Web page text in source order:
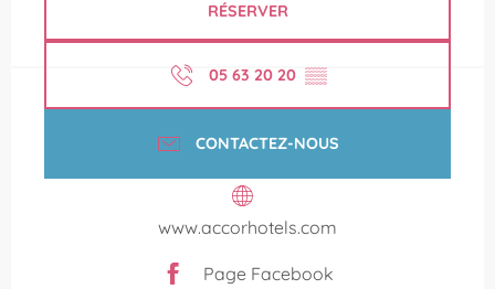
RÉSERVER
05 63 20 20 ▒▒
CONTACTEZ-NOUS
www.accorhotels.com
Page Facebook